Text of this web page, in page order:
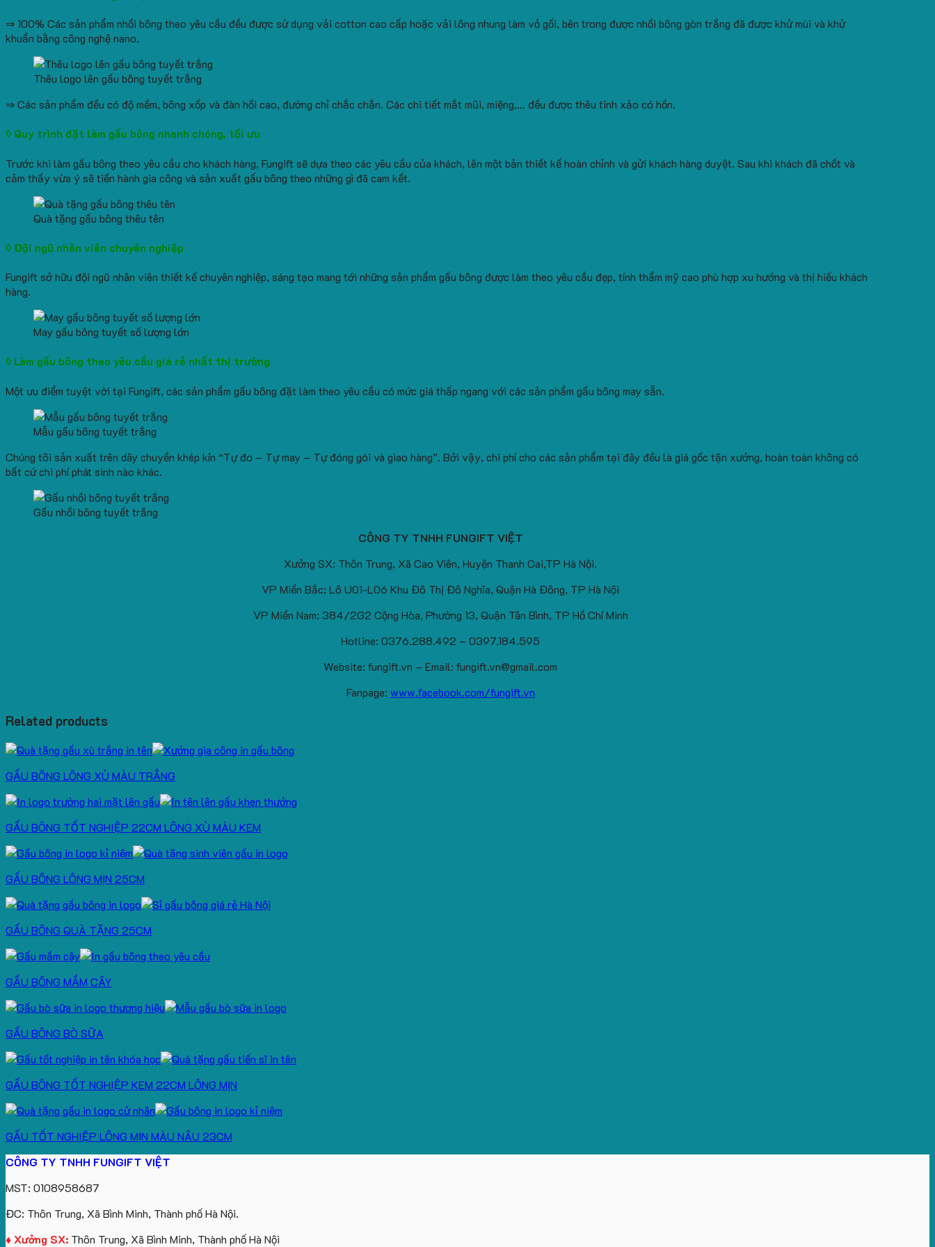
⇒ 100% Các sản phẩm nhồi bông theo yêu cầu đều được sử dụng vải cotton cao cấp hoặc vải lông nhung làm vỏ gối, bên trong được nhồi bông gòn trắng đã được khử mùi và khử
khuẩn bằng công nghệ nano.
Thêu logo lên gấu bông tuyết trắng
⇒ Các sản phẩm đều có độ mềm, bông xốp và đàn hồi cao, đường chỉ chắc chắn. Các chi tiết mắt mũi, miệng,… đều được thêu tinh xảo có hồn.
◊ Quy trình đặt làm gấu bông nhanh chóng, tối ưu
Trước khi làm gấu bông theo yêu cầu cho khách hàng, Fungift sẽ dựa theo các yêu cầu của khách, lên một bản thiết kế hoàn chỉnh và gửi khách hàng duyệt. Sau khi khách đã chốt và
cảm thấy vừa ý sẽ tiến hành gia công và sản xuất gấu bông theo những gì đã cam kết.
Quà tặng gấu bông thêu tên
◊ Đội ngũ nhân viên chuyên nghiệp
Fungift sở hữu đội ngũ nhân viên thiết kế chuyên nghiệp, sáng tạo mang tới những sản phẩm gấu bông được làm theo yêu cầu đẹp, tính thẩm mỹ cao phù hợp xu hướng và thị hiếu khách
hàng.
May gấu bông tuyết số lượng lớn
◊ Làm gấu bông theo yêu cầu giá rẻ nhất thị trường
Một ưu điểm tuyệt vời tại Fungift, các sản phẩm gấu bông đặt làm theo yêu cầu có mức giá thấp ngang với các sản phẩm gấu bông may sẵn.
Mẫu gấu bông tuyết trắng
Chúng tôi sản xuất trên dây chuyền khép kín “Tự đo – Tự may – Tự đóng gói và giao hàng”. Bởi vậy, chi phí cho các sản phẩm tại đây đều là giá gốc tận xưởng, hoàn toàn không có
bất cứ chi phí phát sinh nào khác.
Gấu nhồi bông tuyết trắng
CÔNG TY TNHH FUNGIFT VIỆT
Xưởng SX: Thôn Trung, Xã Cao Viên, Huyện Thanh Oai,TP Hà Nội.
VP Miền Bắc: Lô U01-L06 Khu Đô Thị Đô Nghĩa, Quận Hà Đông, TP Hà Nội
VP Miền Nam: 384/2G2 Cộng Hòa, Phường 13, Quận Tân Bình, TP Hồ Chí Minh
Hotline: 0376.288.492 – 0397.184.595
Website: fungift.vn – Email: fungift.vn@gmail.com
Fanpage: www.facebook.com/fungift.vn
Related products
GẤU BÔNG LÔNG XÙ MÀU TRẮNG
GẤU BÔNG TỐT NGHIỆP 22CM LÔNG XÙ MÀU KEM
GẤU BÔNG LÔNG MỊN 25CM
GẤU BÔNG QUÀ TẶNG 25CM
GẤU BÔNG MẦM CÂY
GẤU BÔNG BÒ SỮA
GẤU BÔNG TỐT NGHIỆP KEM 22CM LÔNG MỊN
GẤU TỐT NGHIỆP LÔNG MỊN MÀU NÂU 23CM
CÔNG TY TNHH FUNGIFT VIỆT
MST: 0108958687
ĐC: Thôn Trung, Xã Bình Minh, Thành phố Hà Nội.
♦ Xưởng SX: Thôn Trung, Xã Bình Minh, Thành phố Hà Nội